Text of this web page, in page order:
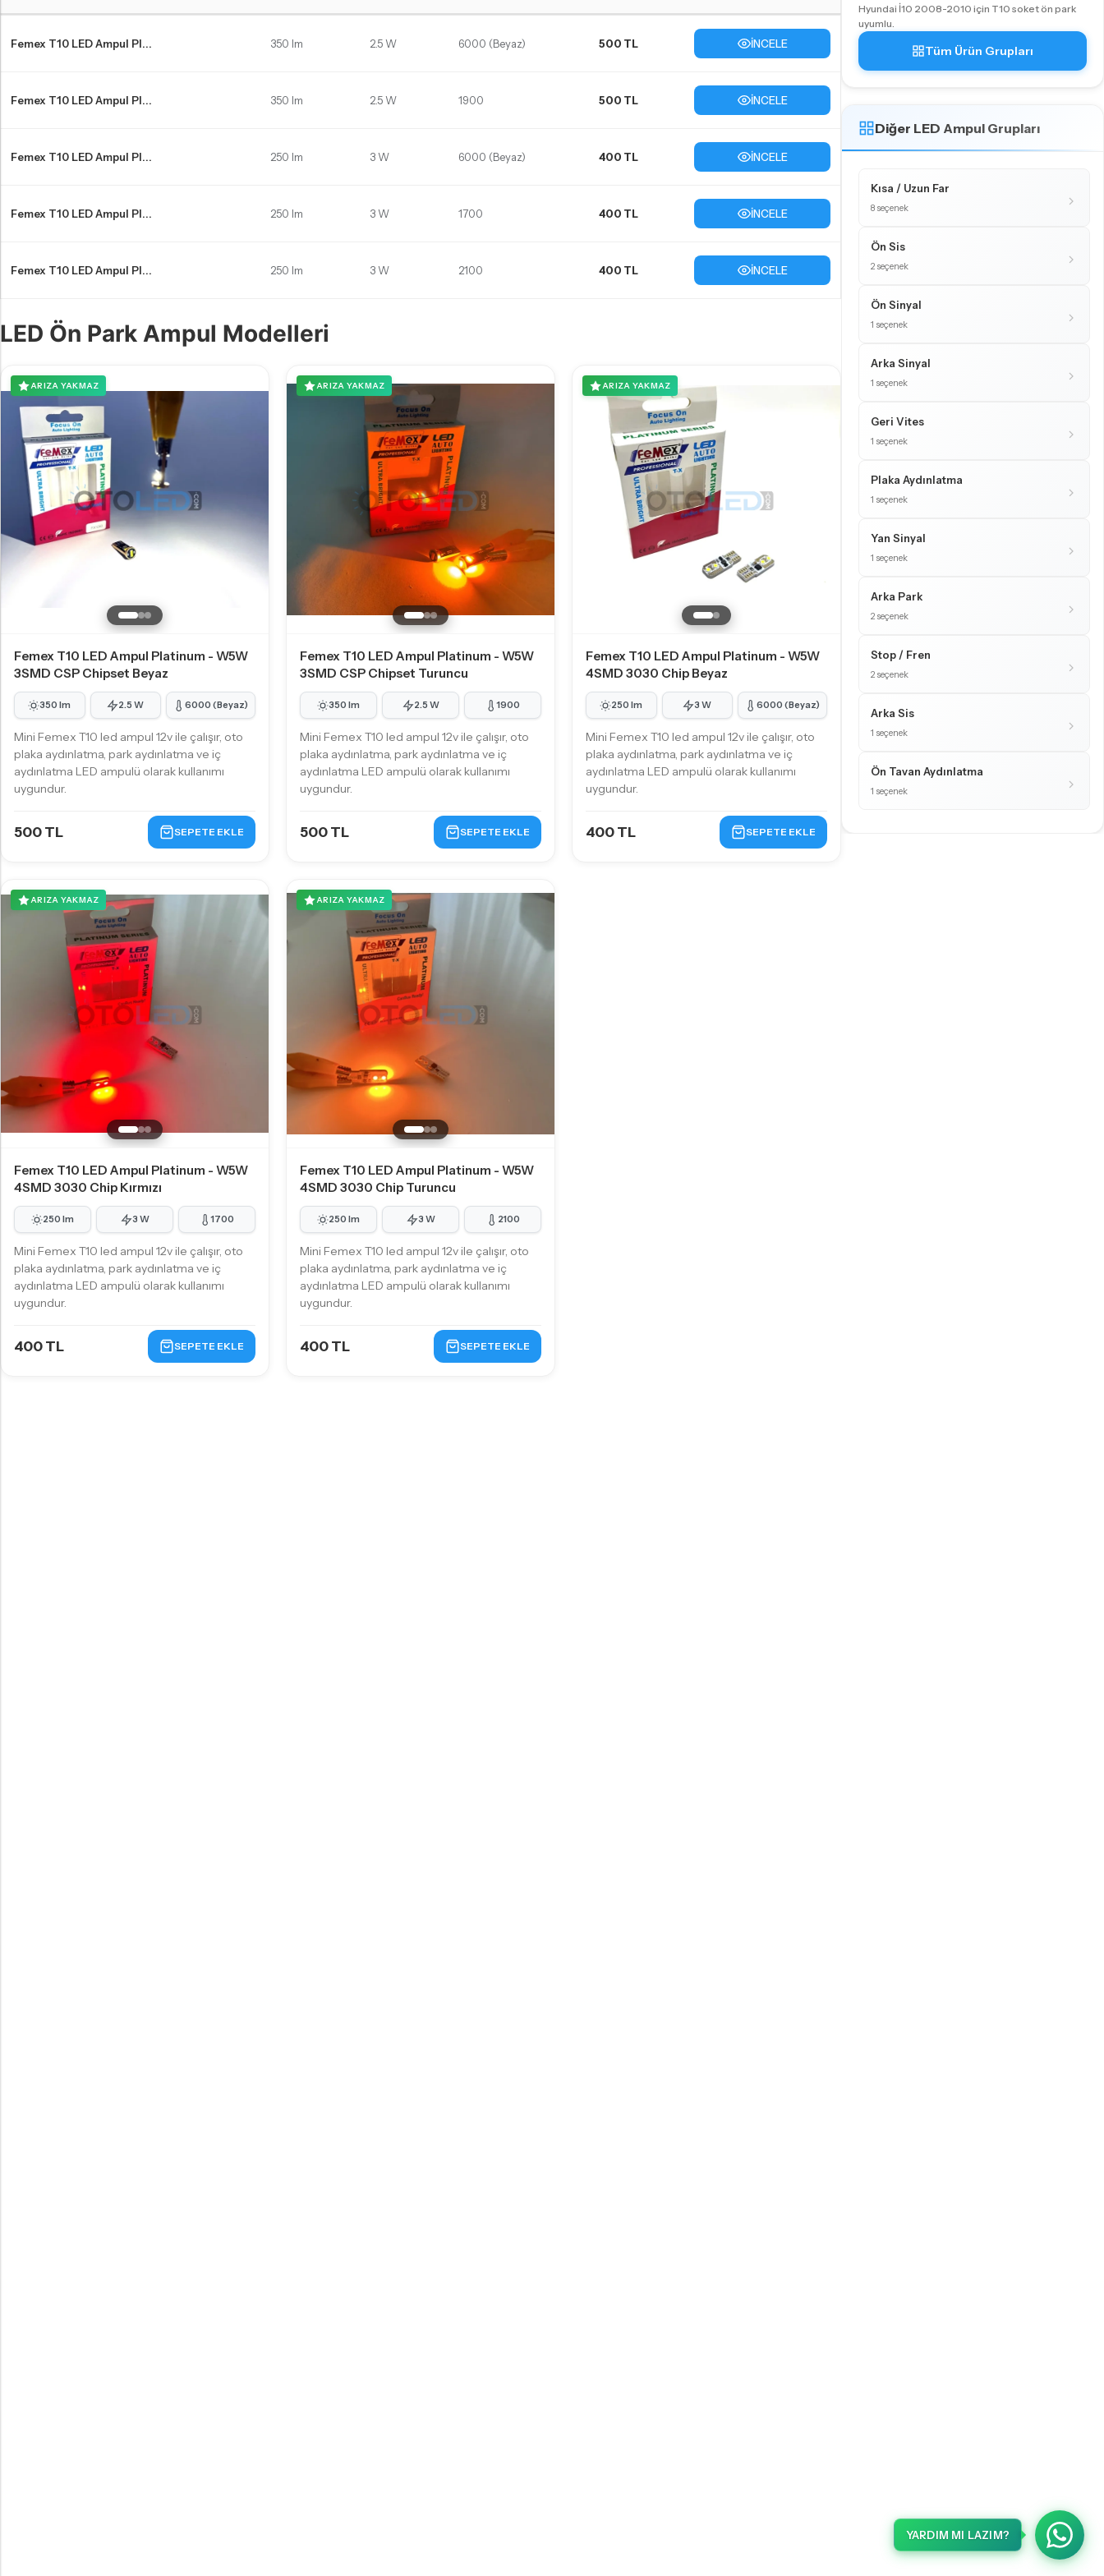
Femex T10 LED Ampul Pl... 350 lm 2.5 W 6000 (Beyaz) 500 TL İNCELE
Femex T10 LED Ampul Pl... 350 lm 2.5 W 1900 500 TL İNCELE
Femex T10 LED Ampul Pl... 250 lm 3 W 6000 (Beyaz) 400 TL İNCELE
Femex T10 LED Ampul Pl... 250 lm 3 W 1700 400 TL İNCELE
Femex T10 LED Ampul Pl... 250 lm 3 W 2100 400 TL İNCELE
LED Ön Park Ampul Modelleri
ARIZA YAKMAZ
Femex T10 LED Ampul Platinum - W5W
3SMD CSP Chipset Beyaz
350 lm 2.5 W 6000 (Beyaz)
Mini Femex T10 led ampul 12v ile çalışır, oto
plaka aydınlatma, park aydınlatma ve iç
aydınlatma LED ampulü olarak kullanımı
uygundur.
500 TL SEPETE EKLE
ARIZA YAKMAZ
Femex T10 LED Ampul Platinum - W5W
3SMD CSP Chipset Turuncu
350 lm 2.5 W 1900
Mini Femex T10 led ampul 12v ile çalışır, oto
plaka aydınlatma, park aydınlatma ve iç
aydınlatma LED ampulü olarak kullanımı
uygundur.
500 TL SEPETE EKLE
ARIZA YAKMAZ
Femex T10 LED Ampul Platinum - W5W
4SMD 3030 Chip Beyaz
250 lm 3 W 6000 (Beyaz)
Mini Femex T10 led ampul 12v ile çalışır, oto
plaka aydınlatma, park aydınlatma ve iç
aydınlatma LED ampulü olarak kullanımı
uygundur.
400 TL SEPETE EKLE
ARIZA YAKMAZ
Femex T10 LED Ampul Platinum - W5W
4SMD 3030 Chip Kırmızı
250 lm 3 W 1700
Mini Femex T10 led ampul 12v ile çalışır, oto
plaka aydınlatma, park aydınlatma ve iç
aydınlatma LED ampulü olarak kullanımı
uygundur.
400 TL SEPETE EKLE
ARIZA YAKMAZ
Femex T10 LED Ampul Platinum - W5W
4SMD 3030 Chip Turuncu
250 lm 3 W 2100
Mini Femex T10 led ampul 12v ile çalışır, oto
plaka aydınlatma, park aydınlatma ve iç
aydınlatma LED ampulü olarak kullanımı
uygundur.
400 TL SEPETE EKLE
Hyundai İ10 2008-2010 için T10 soket ön park
uyumlu.
Tüm Ürün Grupları
Diğer LED Ampul Grupları
Kısa / Uzun Far
8 seçenek
Ön Sis
2 seçenek
Ön Sinyal
1 seçenek
Arka Sinyal
1 seçenek
Geri Vites
1 seçenek
Plaka Aydınlatma
1 seçenek
Yan Sinyal
1 seçenek
Arka Park
2 seçenek
Stop / Fren
2 seçenek
Arka Sis
1 seçenek
Ön Tavan Aydınlatma
1 seçenek
YARDIM MI LAZIM?